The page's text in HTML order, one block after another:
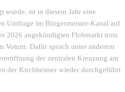
wurde, ist in diesem Jahr eine
Umfrage im Bürgermeister-Kanal auf
2026 angekündigten Flohmarkt trotz
Votum. Dafür sprach unter anderem
der zentralen Kreuzung am
der Kirchheimer wieder durchgeführt